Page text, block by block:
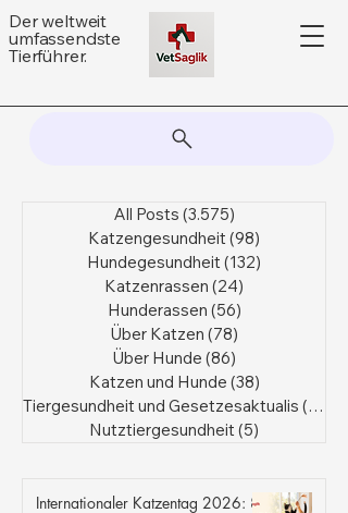
Der weltweit
umfassendste
Tierführer.
All Posts (3.575)
Katzengesundheit (98)
Hundegesundheit (132)
Katzenrassen (24)
Hunderassen (56)
Über Katzen (78)
Über Hunde (86)
Katzen und Hunde (38)
Tiergesundheit und Gesetzesaktualis (36)
Nutztiergesundheit (5)
Internationaler Katzentag 2026: 8